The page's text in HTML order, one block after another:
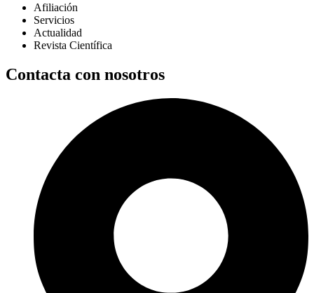
Afiliación
Servicios
Actualidad
Revista Científica
Contacta con nosotros